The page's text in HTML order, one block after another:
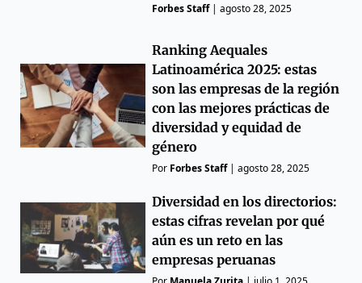
Forbes Staff|agosto 28, 2025
Ranking Aequales
Latinoamérica 2025: estas
son las empresas de la región
con las mejores prácticas de
diversidad y equidad de
género
Por Forbes Staff|agosto 28, 2025
Diversidad en los directorios:
estas cifras revelan por qué
aún es un reto en las
empresas peruanas